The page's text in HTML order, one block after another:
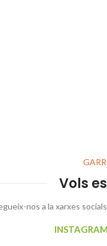
Vols
nos a la xarxes